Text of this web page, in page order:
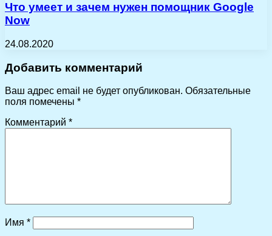
Что умеет и зачем нужен помощник Google
Now
24.08.2020
Добавить комментарий
Ваш адрес email не будет опубликован. Обязательные
поля помечены *
Комментарий *
Имя *